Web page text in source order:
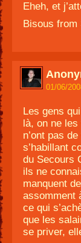
Eheh, et
Bisous
01/06/
Les gens
là, on ne
n’ont pas
s’habillant
du Secours
ils ne
manquent
assomment
ce qui
que les
se priver,